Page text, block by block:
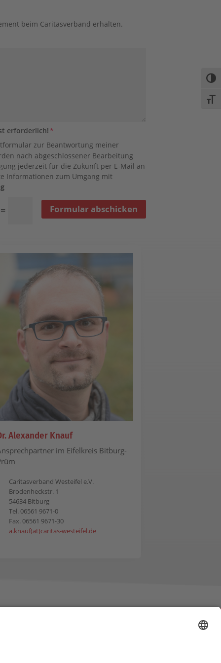
beim Caritasverband erhalten.
erforderlich!
zur Beantwortung meiner
nach abgeschlossener Bearbeitung
jederzeit für die Zukunft per E-Mail an
Informationen zum Umgang mit
Formular abschicken
Alexander Knauf
im Eifelkreis Bitburg-
Caritasverband Westeifel e.V.
Brodenheckstr. 1
54634 Bitburg
Tel. 06561 9671-0
Fax. 06561 9671-30
a.knauf(at)caritas-westeifel.de